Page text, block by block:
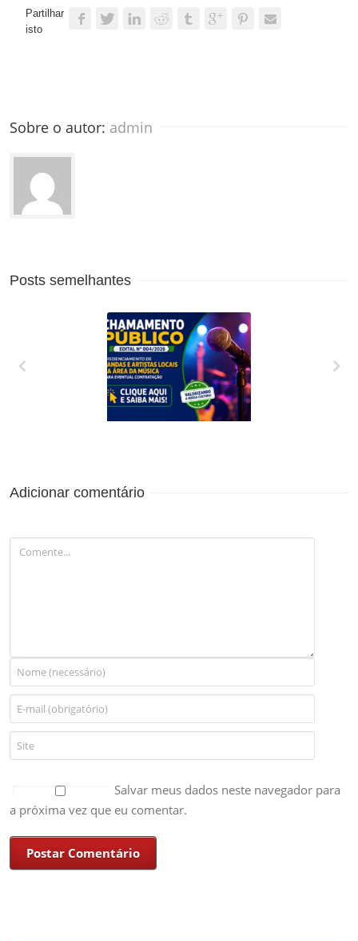
Partilhar
isto
Sobre o autor: admin
Posts semelhantes
CREDENCIAMENTO
Adicionar comentário
Salvar meus dados neste navegador para
a próxima vez que eu comentar.